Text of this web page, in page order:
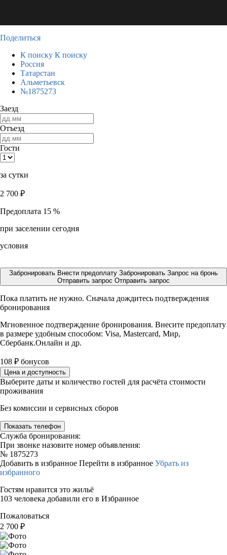
Поделиться
К поиску К поиску
Россия
Татарстан
Альметьевск
№1875273
Заезд
Отъезд
Гости
за сутки
2 700 ₽
Предоплата 15 %
при заселении сегодня
условия
Забронировать Внести предоплату Забронировать Запрос на бронь
Отправить запрос Отправить запрос
Пока платить не нужно. Сначала дождитесь подтверждения
бронирования
Мгновенное подтверждение бронирования. Внесите предоплату
в размере удобным способом: Visa, Mastercard, Мир,
Сбербанк.Онлайн и др.
108 ₽ бонусов
Цена и доступность
Выберите даты и количество гостей для расчёта стоимости
проживания
Без комиссии и сервисных сборов
Показать телефон
Служба бронирования:
При звонке назовите номер объявления:
№ 1875273
Добавить в избранное Перейти в избранное Убрать из
избранного
Гостям нравится это жильё
103 человека добавили его в Избранное
Пожаловаться
2 700 ₽